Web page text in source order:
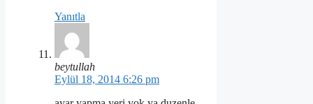
Yanıtla
beytullah
Eylül 18, 2014 6:26 pm